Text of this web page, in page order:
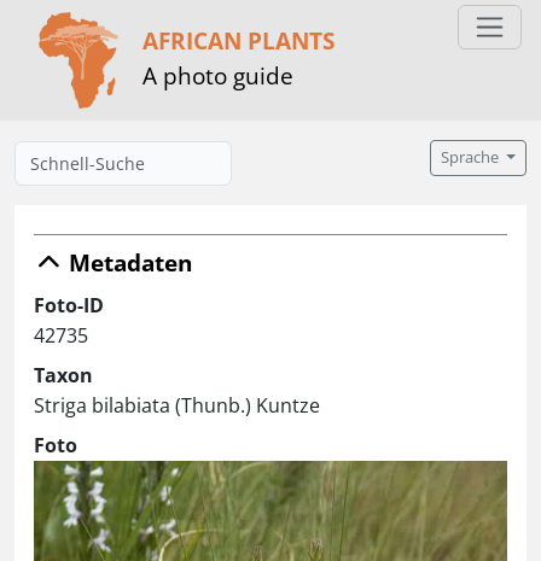
AFRICAN PLANTS
A photo guide
Sprache
Metadaten
Foto-ID
42735
Taxon
Striga bilabiata (Thunb.) Kuntze
Foto